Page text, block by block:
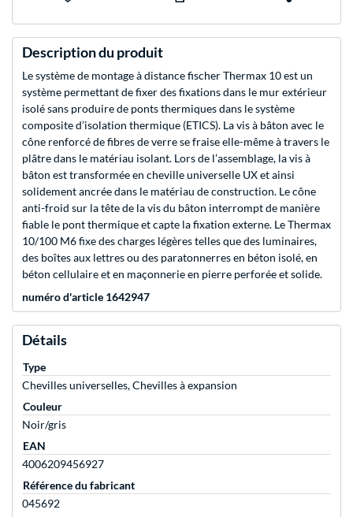
Description du produit
Le système de montage à distance fischer Thermax 10 est un
système permettant de fixer des fixations dans le mur extérieur
isolé sans produire de ponts thermiques dans le système
composite d’isolation thermique (ETICS). La vis à bâton avec le
cône renforcé de fibres de verre se fraise elle-même à travers le
plâtre dans le matériau isolant. Lors de l’assemblage, la vis à
bâton est transformée en cheville universelle UX et ainsi
solidement ancrée dans le matériau de construction. Le cône
anti-froid sur la tête de la vis du bâton interrompt de manière
fiable le pont thermique et capte la fixation externe. Le Thermax
10/100 M6 fixe des charges légères telles que des luminaires,
des boîtes aux lettres ou des paratonnerres en béton isolé, en
béton cellulaire et en maçonnerie en pierre perforée et solide.
numéro d'article 1642947
Détails
Type
Chevilles universelles, Chevilles à expansion
Couleur
Noir/gris
EAN
4006209456927
Référence du fabricant
045692